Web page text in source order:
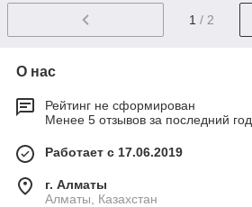
1 / 2
О нас
Рейтинг не сформирован
Менее 5 отзывов за последний год
Работает с 17.06.2019
г. Алматы
Алматы, Казахстан